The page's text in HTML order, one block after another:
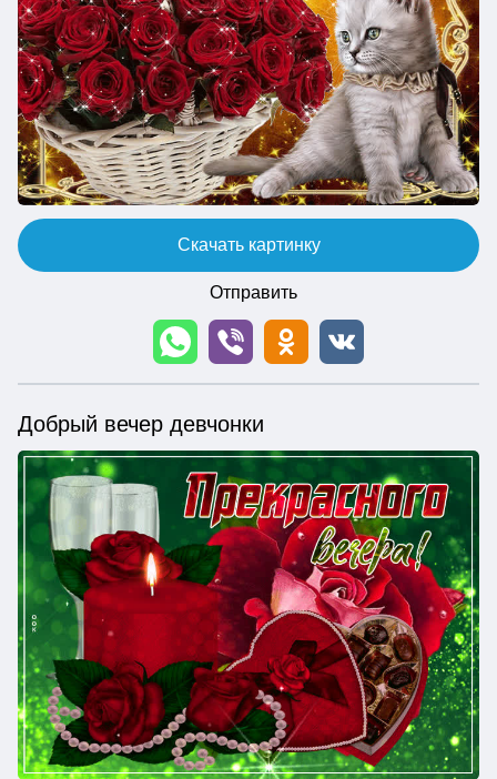
Скачать картинку
Отправить
Добрый вечер девчонки